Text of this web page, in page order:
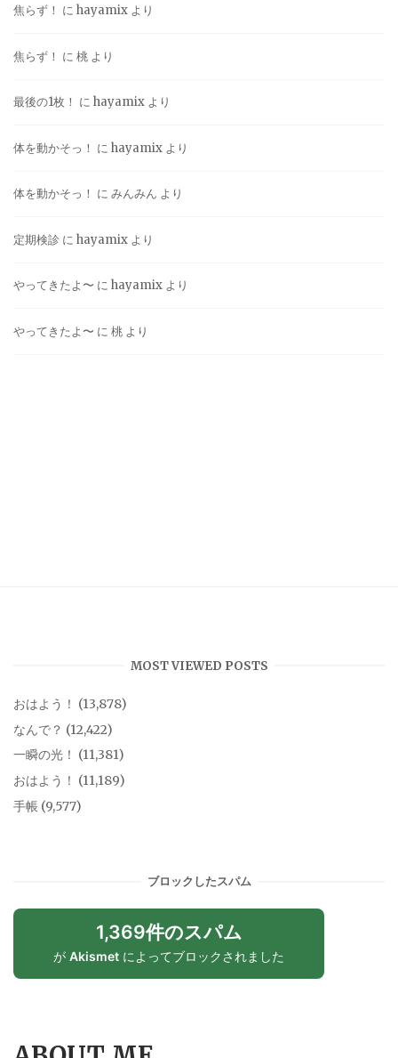
焦らず！ に hayamix より
焦らず！ に 桃 より
最後の1枚！ に hayamix より
体を動かそっ！ に hayamix より
体を動かそっ！ に みんみん より
定期検診 に hayamix より
やってきたよ〜 に hayamix より
やってきたよ〜 に 桃 より
MOST VIEWED POSTS
おはよう！ (13,878)
なんで？ (12,422)
一瞬の光！ (11,381)
おはよう！ (11,189)
手帳 (9,577)
ブロックしたスパム
1,369件のスパム
が Akismet によってブロックされました